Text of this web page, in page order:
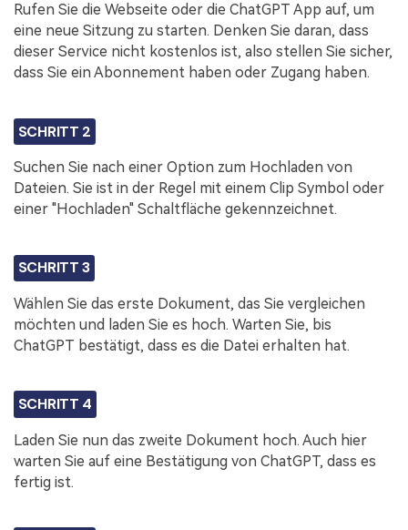
Rufen Sie die Webseite oder die ChatGPT App auf, um
eine neue Sitzung zu starten. Denken Sie daran, dass
dieser Service nicht kostenlos ist, also stellen Sie sicher,
dass Sie ein Abonnement haben oder Zugang haben.
SCHRITT 2
Suchen Sie nach einer Option zum Hochladen von
Dateien. Sie ist in der Regel mit einem Clip Symbol oder
einer "Hochladen" Schaltfläche gekennzeichnet.
SCHRITT 3
Wählen Sie das erste Dokument, das Sie vergleichen
möchten und laden Sie es hoch. Warten Sie, bis
ChatGPT bestätigt, dass es die Datei erhalten hat.
SCHRITT 4
Laden Sie nun das zweite Dokument hoch. Auch hier
warten Sie auf eine Bestätigung von ChatGPT, dass es
fertig ist.